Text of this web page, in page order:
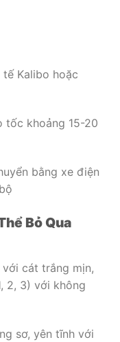
Kalibo hoặc
tốc khoảng 15-20
bằng xe điện
Bỏ Qua
cát trắng mịn,
2, 3) với không
sơ, yên tĩnh với